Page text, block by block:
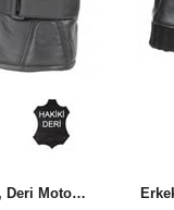
Erkek Hakiki Deri Eldiven, Deri Motosiklet Eldiveni SYT7201